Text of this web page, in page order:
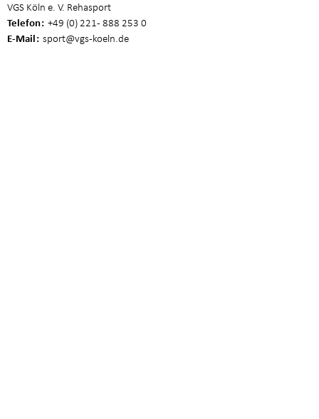
VGS Köln e. V. Rehasport
Telefon +49 (0) 221 - 888 253 0
E-Mail sport@vgs-koeln.de